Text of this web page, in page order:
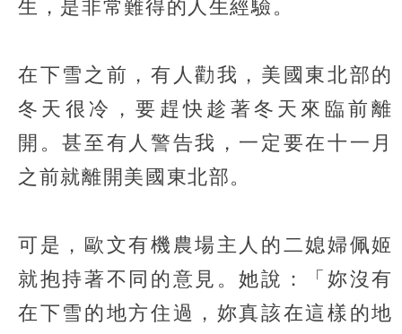
生，是非常難得的人生經驗。
在下雪之前，有人勸我，美國東北部的
冬天很冷，要趕快趁著冬天來臨前離
開。甚至有人警告我，一定要在十一月
之前就離開美國東北部。
可是，歐文有機農場主人的二媳婦佩姬
就抱持著不同的意見。她說：「妳沒有
在下雪的地方住過，妳真該在這樣的地